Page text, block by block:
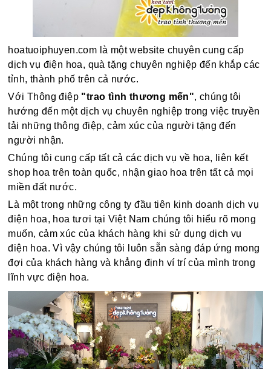
hoatuoiphuyen.com là một website chuyên cung cấp
dịch vụ điện hoa, quà tặng chuyên nghiệp đến khắp các
tỉnh, thành phố trên cả nước.
Với Thông điệp "trao tình thương mến", chúng tôi
hướng đến một dịch vụ chuyên nghiệp trong việc truyền
tải những thông điệp, cảm xúc của người tặng đến
người nhận.
Chúng tôi cung cấp tất cả các dịch vụ về hoa, liên kết
shop hoa trên toàn quốc, nhận giao hoa trên tất cả mọi
miền đất nước.
Là một trong những công ty đầu tiên kinh doanh dịch vụ
điện hoa, hoa tươi tại Việt Nam chúng tôi hiểu rõ mong
muốn, cảm xúc của khách hàng khi sử dụng dịch vụ
điện hoa. Vì vậy chúng tôi luôn sẵn sàng đáp ứng mong
đợi của khách hàng và khẳng định ví trí của mình trong
lĩnh vực điện hoa.